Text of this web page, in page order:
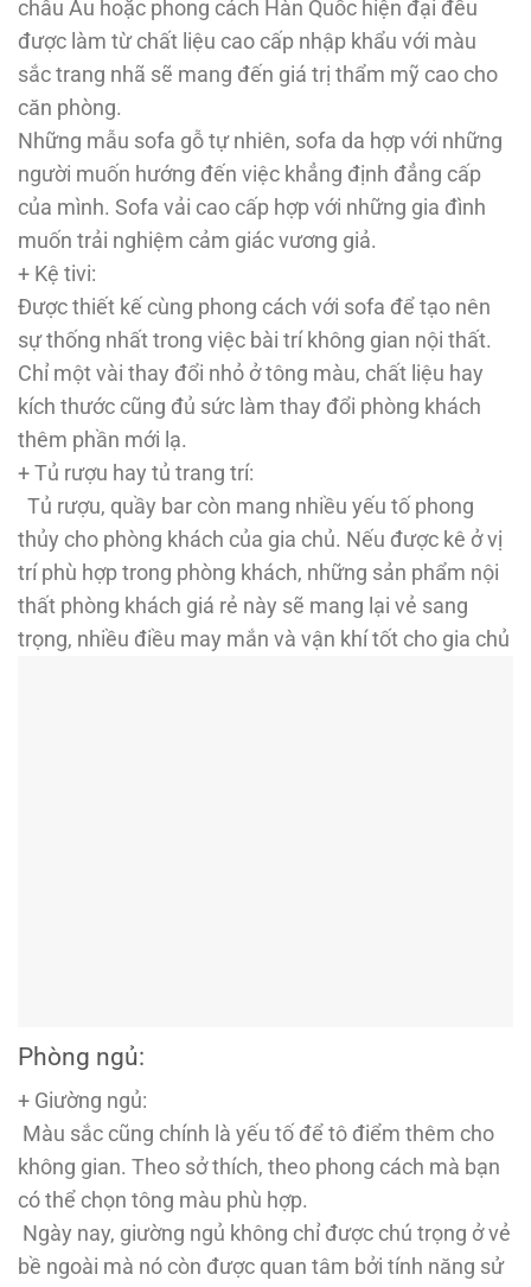
châu Âu hoặc phong cách Hàn Quốc hiện đại đều
được làm từ chất liệu cao cấp nhập khẩu với màu
sắc trang nhã sẽ mang đến giá trị thẩm mỹ cao cho
căn phòng.
Những mẫu sofa gỗ tự nhiên, sofa da hợp với những
người muốn hướng đến việc khẳng định đẳng cấp
của mình. Sofa vải cao cấp hợp với những gia đình
muốn trải nghiệm cảm giác vương giả.
+ Kệ tivi:
Được thiết kế cùng phong cách với sofa để tạo nên
sự thống nhất trong việc bài trí không gian nội thất.
Chỉ một vài thay đổi nhỏ ở tông màu, chất liệu hay
kích thước cũng đủ sức làm thay đổi phòng khách
thêm phần mới lạ.
+ Tủ rượu hay tủ trang trí:
Tủ rượu, quầy bar còn mang nhiều yếu tố phong
thủy cho phòng khách của gia chủ. Nếu được kê ở vị
trí phù hợp trong phòng khách, những sản phẩm nội
thất phòng khách giá rẻ này sẽ mang lại vẻ sang
trọng, nhiều điều may mắn và vận khí tốt cho gia chủ
Phòng ngủ:
+ Giường ngủ:
Màu sắc cũng chính là yếu tố để tô điểm thêm cho
không gian. Theo sở thích, theo phong cách mà bạn
có thể chọn tông màu phù hợp.
Ngày nay, giường ngủ không chỉ được chú trọng ở vẻ
bề ngoài mà nó còn được quan tâm bởi tính năng sử